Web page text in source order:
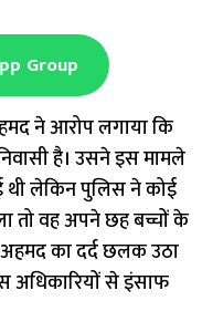
Group
ने आरोप लगाया कि
है। उसने इस मामले
थी लेकिन पुलिस ने कोई
तो वह अपने छह बच्चों के
का दर्द छलक उठा
अधिकारियों से इंसाफ